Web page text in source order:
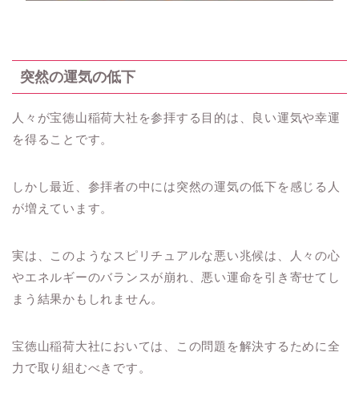
突然の運気の低下
人々が宝徳山稲荷大社を参拝する目的は、良い運気や幸運
を得ることです。
しかし最近、参拝者の中には突然の運気の低下を感じる人
が増えています。
実は、このようなスピリチュアルな悪い兆候は、人々の心
やエネルギーのバランスが崩れ、悪い運命を引き寄せてし
まう結果かもしれません。
宝徳山稲荷大社においては、この問題を解決するために全
力で取り組むべきです。